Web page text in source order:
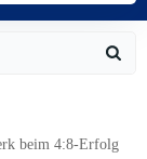
beim 4:8-Erfolg